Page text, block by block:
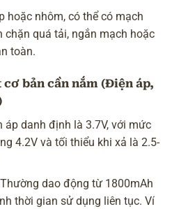
hoặc nhôm, có thể có mạch
chặn quá tải, ngắn mạch hoặc
toàn.
bản cần nắm (Điện áp,
áp danh định là 3.7V, với mức
4.2V và tối thiểu khi xả là 2.5-
dao động từ 1800mAh
thời gian sử dụng liên tục. Ví